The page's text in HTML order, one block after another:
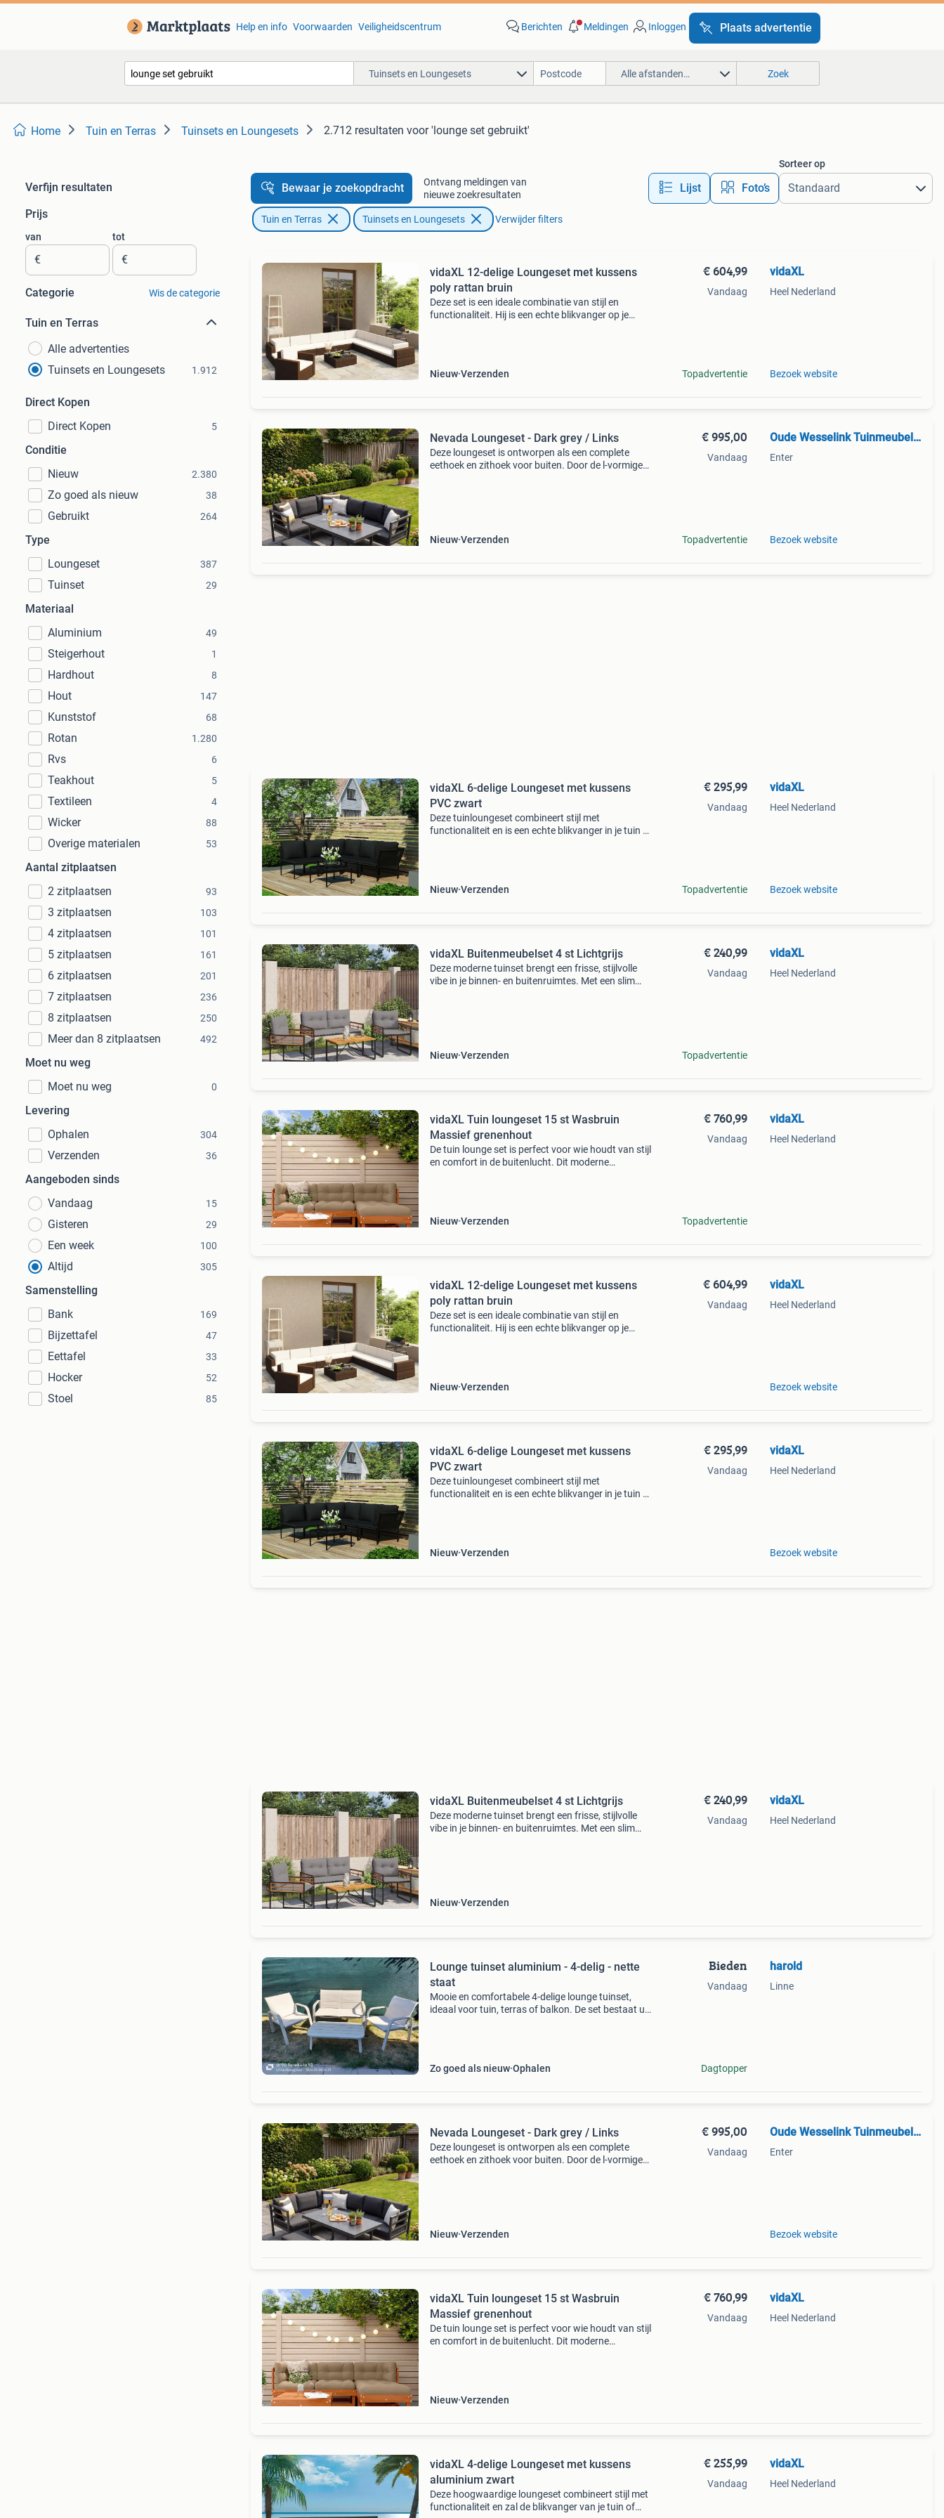
Help en info Voorwaarden Veiligheidscentrum Berichten Meldingen Inloggen Plaats advertentie
Tuinsets en Loungesets Alle afstanden… Zoek
Home Tuin en Terras Tuinsets en Loungesets 2.712 resultaten voor 'lounge set gebruikt'
Verfijn resultaten
Prijs
van
€
tot
€
Categorie Wis de categorie
Tuin en Terras
Alle advertenties
Tuinsets en Loungesets
1.912
Direct Kopen
Direct Kopen
5
Conditie
Nieuw
2.380
Zo goed als nieuw 38
Gebruikt 264
Type
Loungeset
387
Tuinset 29
Materiaal
Aluminium
49
Steigerhout 1
Hardhout 8
Hout 147
Kunststof 68
Rotan 1.280
Rvs 6
Teakhout 5
Textileen 4
Wicker 88
Overige materialen 53
Aantal zitplaatsen
2 zitplaatsen
93
3 zitplaatsen 103
4 zitplaatsen 101
5 zitplaatsen 161
6 zitplaatsen 201
7 zitplaatsen 236
8 zitplaatsen 250
Meer dan 8 zitplaatsen 492
Moet nu weg
Moet nu weg
0
Levering
Ophalen
304
Verzenden 36
Aangeboden sinds
Vandaag
15
Gisteren 29
Een week 100
Altijd 305
Samenstelling
Bank
169
Bijzettafel 47
Eettafel 33
Hocker 52
Stoel 85
Bewaar je zoekopdracht
Ontvang meldingen van
nieuwe zoekresultaten
Lijst Foto’s
Sorteer op
Tuin en Terras Tuinsets en Loungesets Verwijder filters
vidaXL 12-delige Loungeset met kussens
poly rattan bruin
Deze set is een ideale combinatie van stijl en
functionaliteit. Hij is een echte blikvanger op je
Nieuw Verzenden
€ 604,99
Vandaag
Topadvertentie
vidaXL
Heel Nederland
Bezoek website
Nevada Loungeset - Dark grey / Links
Deze loungeset is ontworpen als een complete
eethoek en zithoek voor buiten. Door de l-vormige
Nieuw Verzenden
€ 995,00
Vandaag
Topadvertentie
Oude Wesselink Tuinmeubelen
Enter
Bezoek website
vidaXL 6-delige Loungeset met kussens
PVC zwart
Deze tuinloungeset combineert stijl met
functionaliteit en is een echte blikvanger in je tuin of
Nieuw Verzenden
€ 295,99
Vandaag
Topadvertentie
vidaXL
Heel Nederland
Bezoek website
vidaXL Buitenmeubelset 4 st Lichtgrijs
Deze moderne tuinset brengt een frisse, stijlvolle
vibe in je binnen- en buitenruimtes. Met een slim
Nieuw Verzenden
€ 240,99
Vandaag
Topadvertentie
vidaXL
Heel Nederland
vidaXL Tuin loungeset 15 st Wasbruin
Massief grenenhout
De tuin lounge set is perfect voor wie houdt van stijl
en comfort in de buitenlucht. Dit moderne
Nieuw Verzenden
€ 760,99
Vandaag
Topadvertentie
vidaXL
Heel Nederland
vidaXL 12-delige Loungeset met kussens
poly rattan bruin
Deze set is een ideale combinatie van stijl en
functionaliteit. Hij is een echte blikvanger op je
Nieuw Verzenden
€ 604,99
Vandaag
vidaXL
Heel Nederland
Bezoek website
vidaXL 6-delige Loungeset met kussens
PVC zwart
Deze tuinloungeset combineert stijl met
functionaliteit en is een echte blikvanger in je tuin of
Nieuw Verzenden
€ 295,99
Vandaag
vidaXL
Heel Nederland
Bezoek website
vidaXL Buitenmeubelset 4 st Lichtgrijs
Deze moderne tuinset brengt een frisse, stijlvolle
vibe in je binnen- en buitenruimtes. Met een slim
Nieuw Verzenden
€ 240,99
Vandaag
vidaXL
Heel Nederland
Lounge tuinset aluminium - 4-delig - nette
staat
Mooie en comfortabele 4-delige lounge tuinset,
ideaal voor tuin, terras of balkon. De set bestaat uit
Zo goed als nieuw Ophalen
Bieden
Vandaag
Dagtopper
harold
Linne
Nevada Loungeset - Dark grey / Links
Deze loungeset is ontworpen als een complete
eethoek en zithoek voor buiten. Door de l-vormige
Nieuw Verzenden
€ 995,00
Vandaag
Oude Wesselink Tuinmeubelen
Enter
Bezoek website
vidaXL Tuin loungeset 15 st Wasbruin
Massief grenenhout
De tuin lounge set is perfect voor wie houdt van stijl
en comfort in de buitenlucht. Dit moderne
Nieuw Verzenden
€ 760,99
Vandaag
vidaXL
Heel Nederland
vidaXL 4-delige Loungeset met kussens
aluminium zwart
Deze hoogwaardige loungeset combineert stijl met
functionaliteit en zal de blikvanger van je tuin of
€ 255,99
Vandaag
vidaXL
Heel Nederland